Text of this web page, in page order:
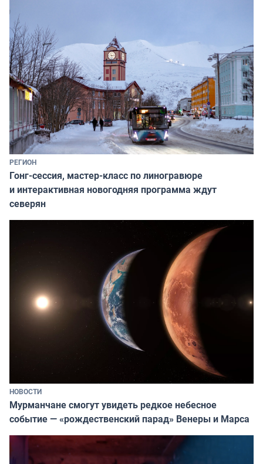
РЕГИОН
Гонг-сессия, мастер-класс по линогравюре
и интерактивная новогодняя программа ждут
северян
НОВОСТИ
Мурманчане смогут увидеть редкое небесное
событие — «рождественский парад» Венеры и Марса